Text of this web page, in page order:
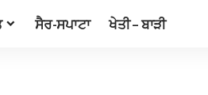
ਸੈਰ-ਸਪਾਟਾ ਖੇਤੀ – ਬਾੜੀ